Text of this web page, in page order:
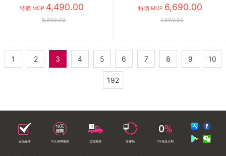
特價 MOP 4,490.00
8,990.00
特價 MOP 6,690.00
7,990.00
1 2 3 4 5 6 7 8 9 10
192
正品保障 10天保障服務 送貨服務 落樓易 0%免息分期